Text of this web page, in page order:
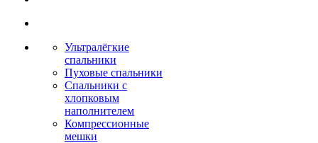
Ультралёгкие
спальники
Пуховые спальники
Спальники с
хлопковым
наполнителем
Компрессионные
мешки